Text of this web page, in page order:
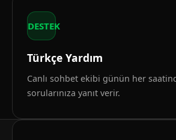
DESTEK
Türkçe Yardım
Canlı sohbet ekibi günün her
sorularınıza yanıt verir.